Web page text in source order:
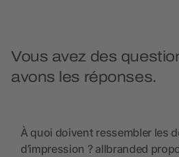
Vous avez des
avons les réponses.
À quoi doivent ressembler les
d’impression ? allbranded